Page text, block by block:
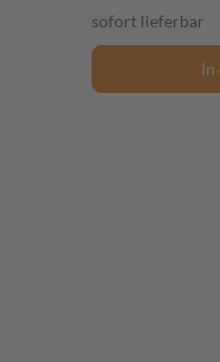
sofort lieferbar
In